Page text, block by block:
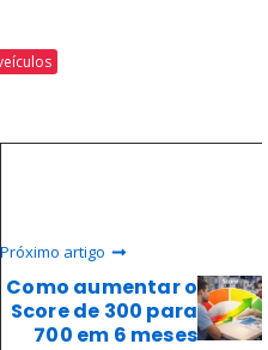
Próximo artigo
Como aumentar o
Score de 300 para
700 em 6 meses